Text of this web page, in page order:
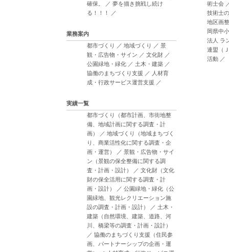
確保。
／ 夢を描き挑戦し続け
る！！！
／
業務案内
都市づくり
／ 地域づくり ／ 景
観・広告物・サイン ／ 文化財 ／
公園緑地・緑化 ／ 土木・建築 ／
協働のまちづくり支援 ／
人材育
成・行政サービス運営支援 ／
実績一覧
都市づくり（都市計画、市街地整
備、地域計画に関する調査・計
画）
／ 地域づくり（地域まちづく
り、商業活性化に関する調査・企
画・運営）
／ 景観・広告物・サイ
ン（景観の保全整備に関する調
査・計画・設計）
／ 文化財（文化
財の保全活用に関する調査・計
画・設計）
／ 公園緑地・緑化（公
園緑地、観光レクリエーション施
設の調査・計画・設計）
／ 土木・
建築（自然環境、建築、道路、河
川、橋梁等の調査・計画・設計）
／ 協働のまちづくり支援（住民参
画、パートナーシップの企画・運
術士会
技術士
地区画
岡県中
法人 ラ
連盟（
活動 ／